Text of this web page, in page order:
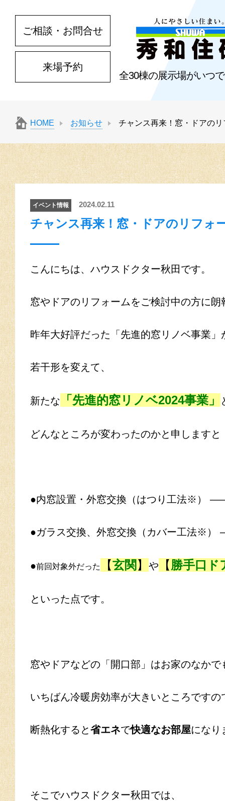
全30棟の展示場がいつ
ご相談・お問合せ
来場予約
HOME お知らせ チャンス再来！窓・ドアの
イベント情報 2024.02.11
チャンス再来！窓・ドアのリフォ
こんにちは、ハウスドクター秋田です。
窓やドアのリフォームをご検討中の方に朗
昨年大好評だった「先進的窓リノベ事業」
若干形を変えて、
新たな 「先進的窓リノベ2024事業」
どんなところが変わったのかと申しますと
●内窓設置・外窓交換（はつり工法※）
●ガラス交換、外窓交換（カバー工法※）
●前回対象外だった 【玄関 】 や 【 勝手口ド
といった点です。
窓やドアなどの「開口部」はお家のなかで
いちばん冷暖房効率が大きいところですの
断熱化すると省エネで快適なお部屋にな
そこでハウスドクター秋田では、